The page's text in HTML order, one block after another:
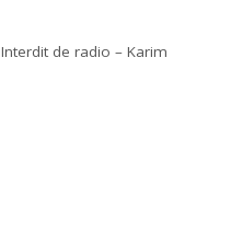
de radio – Karim